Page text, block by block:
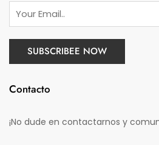
Contacto
¡No dude en contactarnos y